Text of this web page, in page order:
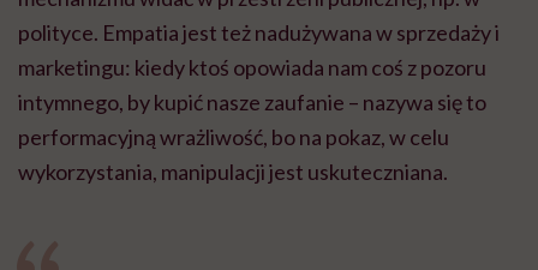
polityce. Empatia jest też nadużywana w sprzedaży i
marketingu: kiedy ktoś opowiada nam coś z pozoru
intymnego, by kupić nasze zaufanie – nazywa się to
performacyjną wrażliwość, bo na pokaz, w celu
wykorzystania, manipulacji jest uskuteczniana.